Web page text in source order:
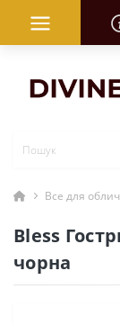
Все для
Bless
чорна